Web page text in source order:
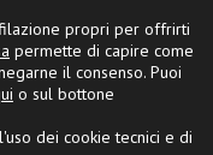
propri per offrirti
permette di capire come
il consenso. Puoi
o sul bottone
dei cookie tecnici e di